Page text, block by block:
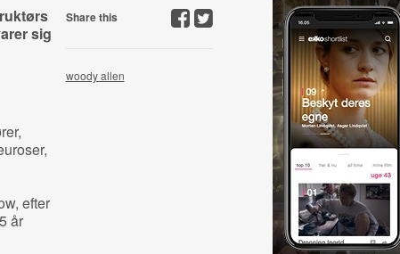
sig
efter
år
Share this
woody allen